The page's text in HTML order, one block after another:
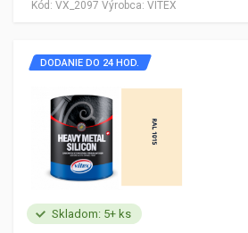
Kód: VX_2097 Výrobca: VITEX
Skladom: 5+ ks
DODANIE DO 24 HOD.